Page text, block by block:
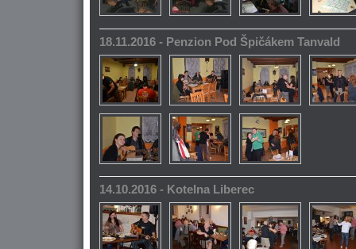
18.11.2016 - Penzion Pod Špičákem Tanvald
14.10.2016 - Kotelna Liberec